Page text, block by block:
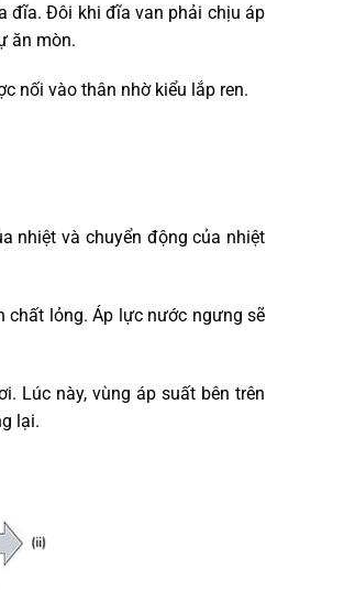
đĩa. Đôi khi đĩa van phải chịu áp
ăn mòn.
nối vào thân nhờ kiểu lắp ren.
nhiệt và chuyển động của nhiệt
chất lỏng. Áp lực nước ngưng sẽ
Lúc này, vùng áp suất bên trên
lại.